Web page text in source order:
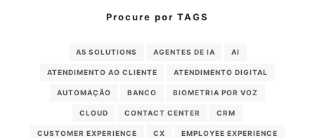
Procure por TAGS
A5 SOLUTIONS AGENTES DE IA AI
ATENDIMENTO AO CLIENTE ATENDIMENTO DIGITAL
AUTOMAÇÃO BANCO BIOMETRIA POR VOZ
CLOUD CONTACT CENTER CRM
CUSTOMER EXPERIENCE CX EMPLOYEE EXPERIENCE